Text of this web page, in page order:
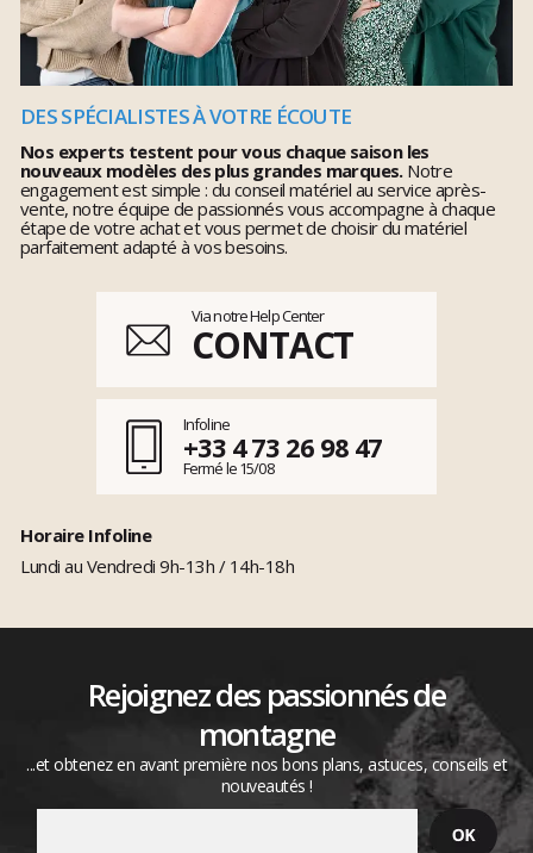
DES SPÉCIALISTES À VOTRE ÉCOUTE
Nos experts testent pour vous chaque saison les
nouveaux modèles des plus grandes marques.Notre
engagement est simple : du conseil matériel au service après-
vente, notre équipe de passionnés vous accompagne à chaque
étape de votre achat et vous permet de choisir du matériel
parfaitement adapté à vos besoins.
Via notre Help Center
CONTACT
Infoline
+33 4 73 26 98 47
Fermé le 15/08
Horaire Infoline
Lundi au Vendredi 9h-13h / 14h-18h
Rejoignez des passionnés de
montagne
...et obtenez en avant première nos bons plans, astuces, conseils et
nouveautés !